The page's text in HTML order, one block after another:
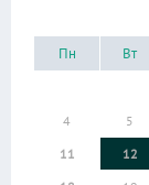
Пн
Вт
4
5
11
12